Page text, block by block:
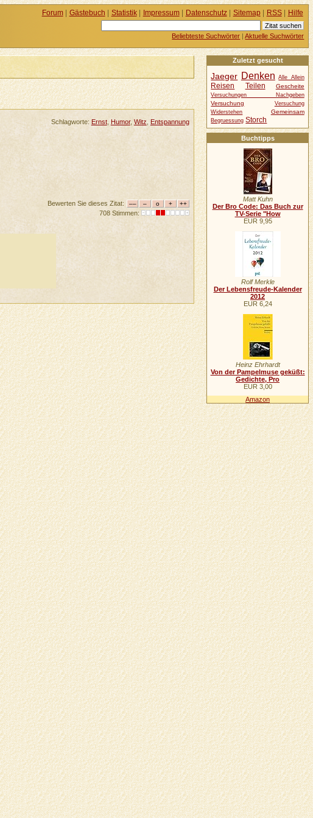
Schlagworte: Ernst, Humor, Witz ,Entspannung
Bewerten Sie dieses Zitat:
708 Stimmen:
Zuletzt gesucht
Jaeger Denken Alle Allein
Reisen Teilen Gescheite
Versuchungen Nachgeben
Versuchung
Versuchung
Widerstehen
Gemeinsam
Begruessung Storch
Buchtipps
Matt Kuhn
Der Bro Code: Das Buch zur
TV-Serie "How
EUR 9,95
Rolf Merkle
Der Lebensfreude-Kalender
2012
EUR 6,24
Heinz Ehrhardt
Von der Pampelmuse geküßt:
Gedichte, Pro
EUR 3,00
Amazon
Forum| Gästebuch | Statistik| Impressum| Datenschutz| Sitemap| RSS| Hilfe
Beliebteste Suchwörter |Aktuelle Suchwörter